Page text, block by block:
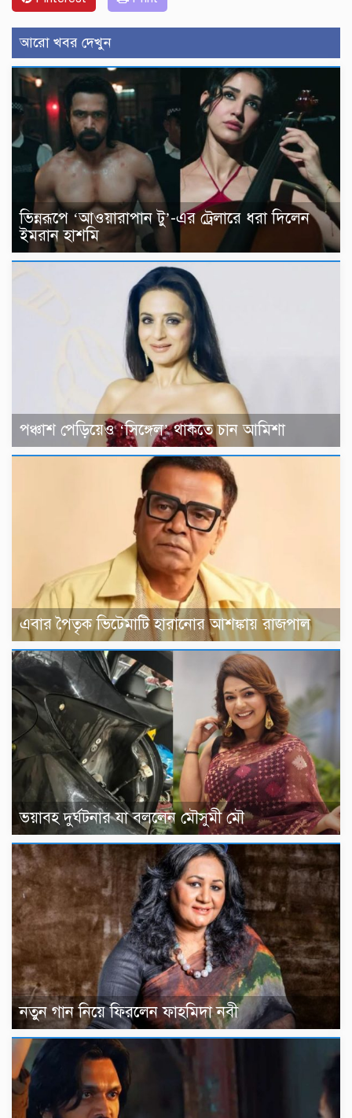
আরো খবর দেখুন
ভিন্নরূপে ‘আওয়ারাপান টু’-এর ট্রেলারে ধরা দিলেন
ইমরান হাশমি
পঞ্চাশ পেড়িয়েও ‘সিঙ্গেল’ থাকতে চান আমিশা
এবার পৈতৃক ভিটেমাটি হারানোর আশঙ্কায় রাজপাল
ভয়াবহ দুর্ঘটনার যা বললেন মৌসুমী মৌ
নতুন গান নিয়ে ফিরলেন ফাহমিদা নবী